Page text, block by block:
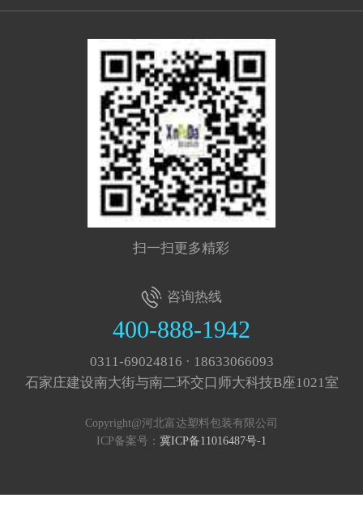
扫一扫更多精彩
咨询热线
400-888-1942
0311-69024816 · 18633066093
石家庄建设南大街与南二环交口师大科技B座1021室
Copyright@河北富达塑料包装有限公司
ICP备案号： 冀ICP备11016487号-1